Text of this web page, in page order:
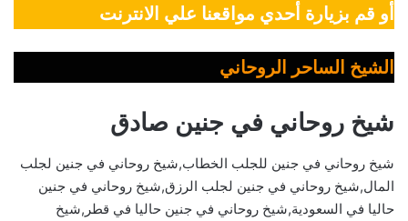
أو قم بزيارة أحدي مواقعنا علي الانترنت
الشيخ الساحر الروحاني
شيخ روحاني في جنين صادق
شيخ روحاني في جنين للجلب الخطاب,شيخ روحاني في جنين لجلب
المال,شيخ روحاني في جنين لجلب الرزق,شيخ روحاني في جنين
حاليا في السعودية,شيخ روحاني في جنين حاليا في قطر,شيخ